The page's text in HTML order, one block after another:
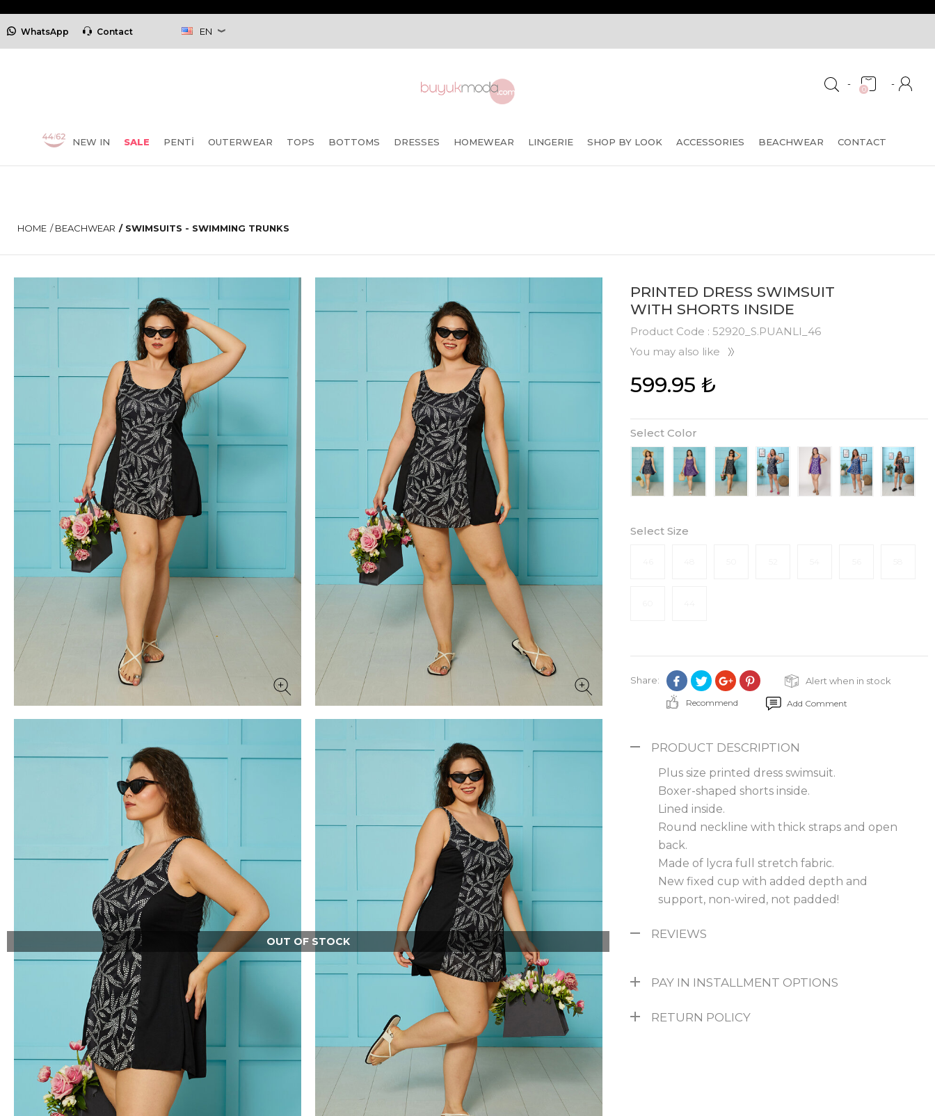
WhatsApp Contact EN
-
0
-
NEW IN SALE PENTİ OUTERWEAR TOPS BOTTOMS DRESSES HOMEWEAR LINGERIE SHOP BY LOOK ACCESSORIES BEACHWEAR CONTACT
HOME / BEACHWEAR / SWIMSUITS - SWIMMING TRUNKS
OUT OF STOCK
PRINTED DRESS SWIMSUIT
WITH SHORTS INSIDE
Product Code : 52920_S.PUANLI_46
You may also like
599.95 ₺
Select Color
Select Size
Share: Alert when in stock
Recommend Add Comment
PRODUCT DESCRIPTION
Plus size printed dress swimsuit.
Boxer-shaped shorts inside.
Lined inside.
Round neckline with thick straps and open
back.
Made of lycra full stretch fabric.
New fixed cup with added depth and
support, non-wired, not padded!
REVIEWS
PAY IN INSTALLMENT OPTIONS
RETURN POLICY